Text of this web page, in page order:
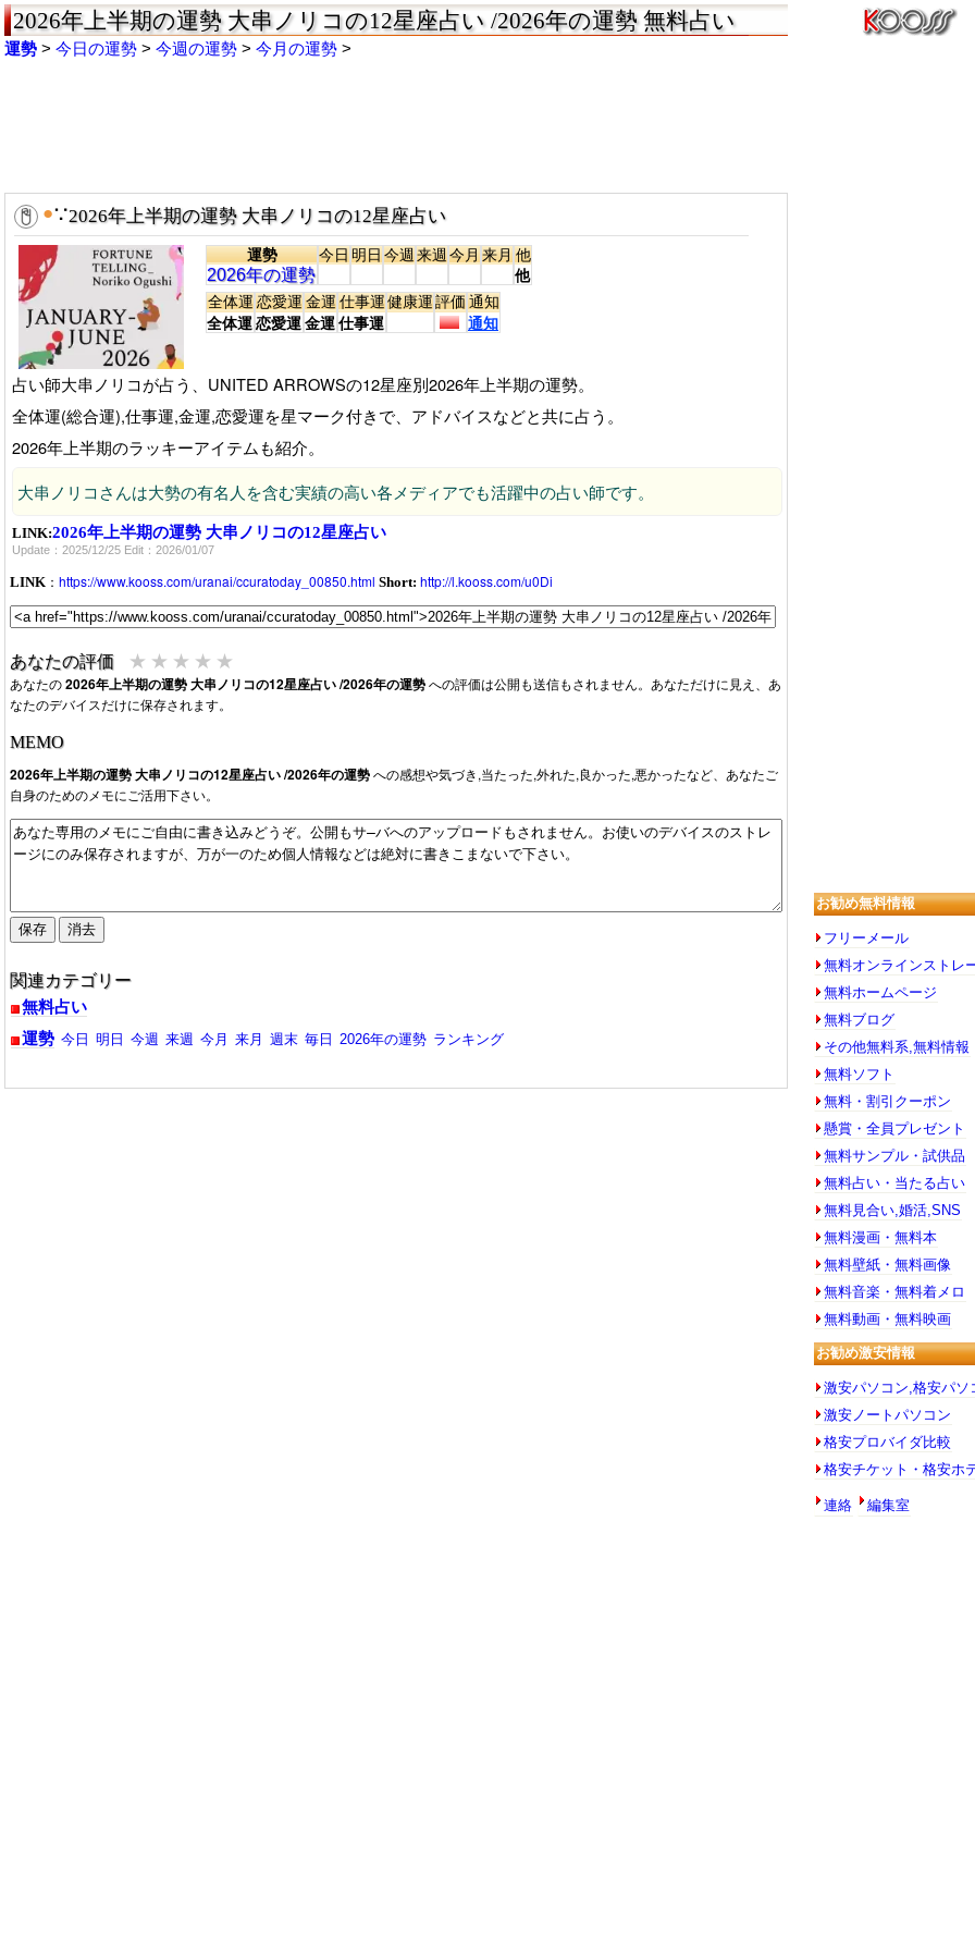
2026年上半期の運勢 大串ノリコの12星座占い /2026年の運勢 無料占い
運勢 今日の運勢 今週の運勢 今月の運勢
●∵2026年上半期の運勢 大串ノリコの12星座占い
運勢
2026年の運勢
今日明日今週来週今月来月他
他
全体運
全体運
恋愛運
恋愛運
金運
金運
仕事運
仕事運
健康運評価通知
通知
占い師大串ノリコが占う、UNITED ARROWSの12星座別2026年上半期の運勢。
全体運(総合運),仕事運,金運,恋愛運を星マーク付きで、アドバイスなどと共に占う。
2026年上半期のラッキーアイテムも紹介。
大串ノリコさんは大勢の有名人を含む実績の高い各メディアでも活躍中の占い師です。
LINK:2026年上半期の運勢 大串ノリコの12星座占い
Update：2025/12/25 Edit：2026/01/07
LINK ： https://www.kooss.com/uranai/ccuratoday_00850.html Short: http://l.kooss.com/u0Di
あなたの評価 ★ ★ ★ ★ ★
あなたの2026年上半期の運勢 大串ノリコの12星座占い /2026年の運勢への評価は公開も送信もされません。あなただけに見え、あ
なたのデバイスだけに保存されます。
MEMO
2026年上半期の運勢 大串ノリコの12星座占い /2026年の運勢への感想や気づき,当たった,外れた,良かった,悪かったなど、あなたご
自身のためのメモにご活用下さい。
関連カテゴリー
無料占い
運勢 今日 明日 今週 来週 今月 来月 週末 毎日 2026年の運勢 ランキング
お勧め無料情報
フリーメール
無料オンラインストレ
無料ホームページ
無料ブログ
その他無料系,無料情報
無料ソフト
無料・割引クーポン
懸賞・全員プレゼント
無料サンプル・試供品
無料占い・当たる占い
無料見合い,婚活,SNS
無料漫画・無料本
無料壁紙・無料画像
無料音楽・無料着メロ
無料動画・無料映画
お勧め激安情報
激安パソコン,格安パソ
激安ノートパソコン
格安プロバイダ比較
格安チケット・格安ホ
連絡 編集室